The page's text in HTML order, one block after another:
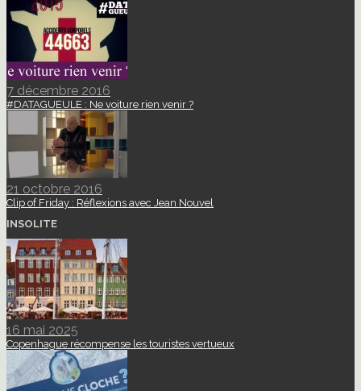
7 décembre 2016
#DATAGUEULE : Ne voiture rien venir ?
21 octobre 2016
Clip of Friday : Réflexions avec Jean Nouvel
INSOLITE
16 mai 2025
Copenhague récompense les touristes vertueux